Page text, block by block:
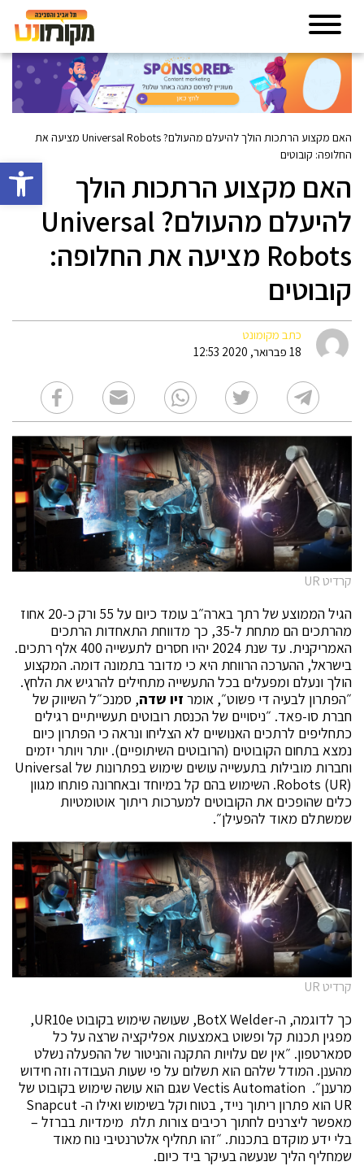
פתח
האם מקצוע הרתכות הולך להיעלם מהעולם? Universal Robots מציעה את
החלופה: קובוטים
האם מקצוע הרתכות הולך
להיעלם מהעולם? Universal
Robots מציעה את החלופה:
קובוטים
כתב מקומונט
18 פברואר, 2020 12:53
קרדיט UR
הגיל הממוצע של רתך בארה״ב עומד כיום על 55 ורק כ-20 אחוז
מהרתכים הם מתחת ל-35, כך מדווחת התאחדות הרתכים
האמריקנית. עד שנת 2024 יהיו חסרים לתעשייה 400 אלף רתכים.
בישראל, ההערכה הרווחת היא כי מדובר בתמונה דומה. המקצוע
הולך ונעלם ומפעלים בכל התעשייה מתחילים להרגיש את הלחץ.
״הפתרון לבעיה די פשוט״, אומר זיו שדה, סמנכ״ל השיווק של
חברת סו-פאד. ״ניסויים של הכנסת רובוטים תעשייתיים רגילים
כתחליפים לרתכים האנושיים לא הצליחו ונראה כי הפתרון כיום
נמצא בתחום הקובוטים (הרובוטים השיתופיים). יותר ויותר יזמים
וחברות מובילות בתעשייה עושים שימוש בפתרונות של Universal
Robots (UR). השימוש בהם קל במיוחד ובאחרונה פותחו מגוון
כלים שהופכים את הקובוטים למערכות ריתוך אוטומטיות
שמשתלם מאוד להפעילן״.
קרדיט UR
כך לדוגמה, ה-BotX Welder, שעושה שימוש בקובוט UR10e,
מפגין תכנות קל ופשוט באמצעות אפליקציה שרצה על כל
סמארטפון. ״אין שם עלויות התקנה והניטור של ההפעלה נשלט
מהענן. המודל שלהם הוא תשלום על פי שעות העבודה וזה חידוש
מרענן״. Vectis Automation שגם הוא עושה שימוש בקובוט של
UR הוא פתרון ריתוך נייד, בטוח וקל בשימוש ואילו ה- Snapcut
מאפשר ליצרנים לחתוך רכיבים צורות תלת מימדיות בברזל –
בלי ידע מוקדם בתכנות. ״זהו תחליף אלטרנטיבי נוח מאוד
שמחליף הליך שנעשה בעיקר ביד כיום.